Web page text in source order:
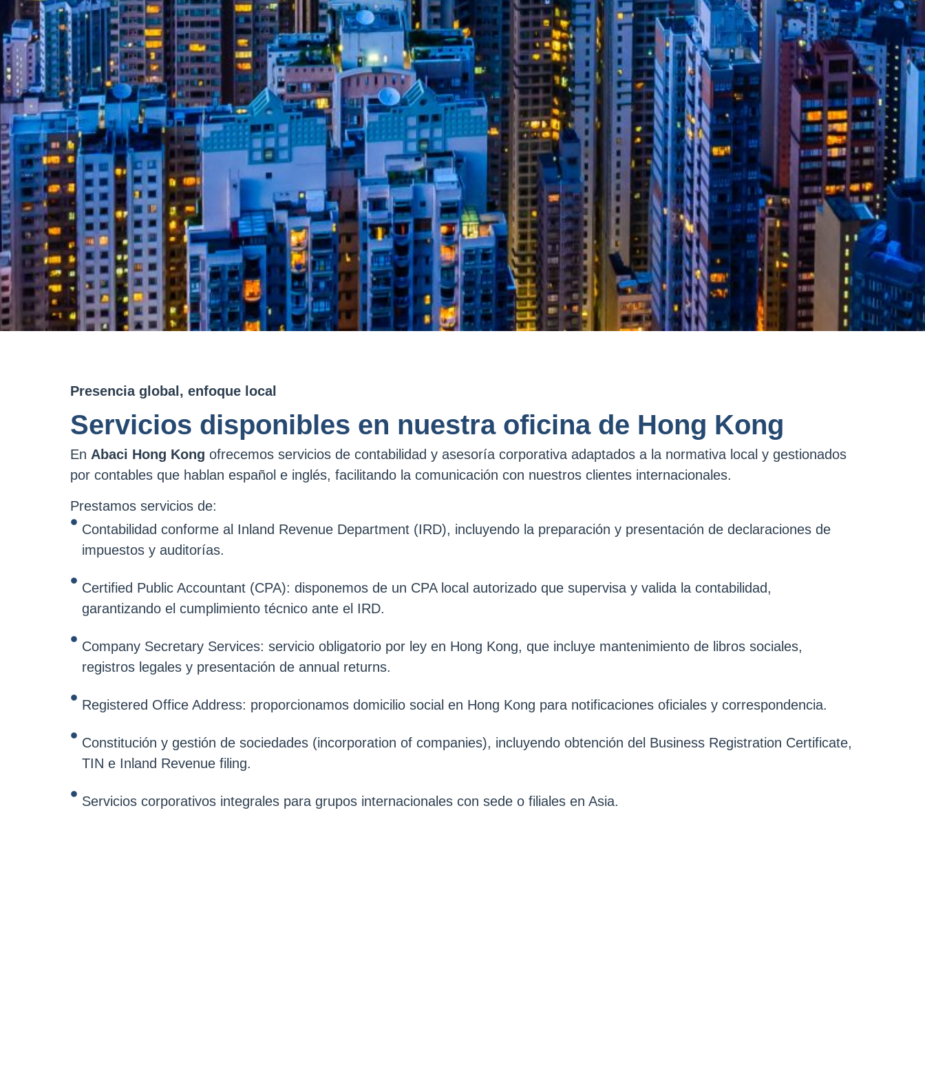
Presencia global, enfoque local
Servicios disponibles en nuestra oficina de Hong Kong
En Abaci Hong Kong ofrecemos servicios de contabilidad y asesoría corporativa adaptados a la normativa local y gestionados
por contables que hablan español e inglés, facilitando la comunicación con nuestros clientes internacionales.
Prestamos servicios de:
Contabilidad conforme al Inland Revenue Department (IRD), incluyendo la preparación y presentación de declaraciones de
impuestos y auditorías.
Certified Public Accountant (CPA): disponemos de un CPA local autorizado que supervisa y valida la contabilidad,
garantizando el cumplimiento técnico ante el IRD.
Company Secretary Services: servicio obligatorio por ley en Hong Kong, que incluye mantenimiento de libros sociales,
registros legales y presentación de annual returns.
Registered Office Address: proporcionamos domicilio social en Hong Kong para notificaciones oficiales y correspondencia.
Constitución y gestión de sociedades (incorporation of companies), incluyendo obtención del Business Registration Certificate,
TIN e Inland Revenue filing.
Servicios corporativos integrales para grupos internacionales con sede o filiales en Asia.